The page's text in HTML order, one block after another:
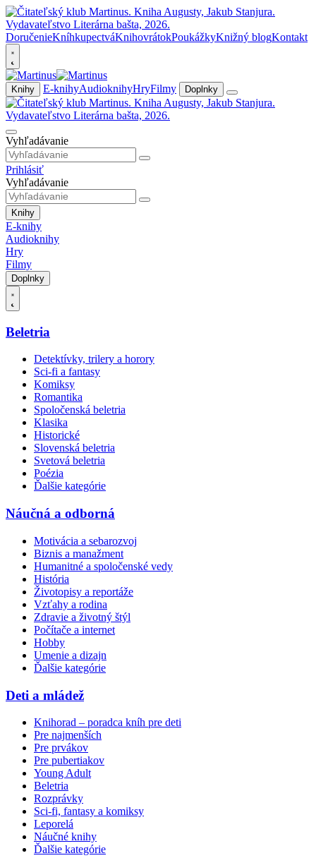
DoručenieKníhkupectváKnihovrátokPoukážkyKnižný blogKontakt
Knihy E-knihyAudioknihyHryFilmy Doplnky
Vyhľadávanie
Prihlásiť
Vyhľadávanie
Knihy
E-knihy
Audioknihy
Hry
Filmy
Doplnky
Beletria
Detektívky, trilery a horory
Sci-fi a fantasy
Komiksy
Romantika
Spoločenská beletria
Klasika
Historické
Slovenská beletria
Svetová beletria
Poézia
Ďalšie kategórie
Náučná a odborná
Motivácia a sebarozvoj
Biznis a manažment
Humanitné a spoločenské vedy
História
Životopisy a reportáže
Vzťahy a rodina
Zdravie a životný štýl
Počítače a internet
Hobby
Umenie a dizajn
Ďalšie kategórie
Deti a mládež
Knihorad – poradca kníh pre deti
Pre najmenších
Pre prvákov
Pre pubertiakov
Young Adult
Beletria
Rozprávky
Sci-fi, fantasy a komiksy
Leporelá
Náučné knihy
Ďalšie kategórie